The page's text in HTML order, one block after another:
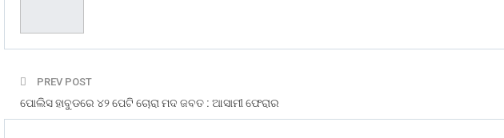
PREV POST
ପୋଲିସ ହାବୁଡରେ ୪୨ ପେଟି ଚୋରା ମଦ ଜବତ : ଆସାମୀ ଫେରାର